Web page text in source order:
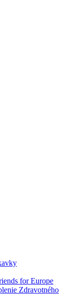
for Europe
Zdravotného